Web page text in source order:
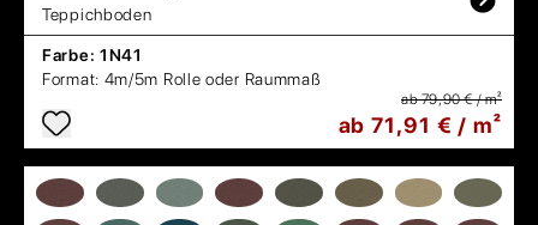
Teppichboden
Farbe: 1N41
Format: 4m/5m Rolle oder Raummaß
ab 79,90 € / m²
ab 71,91 € / m²